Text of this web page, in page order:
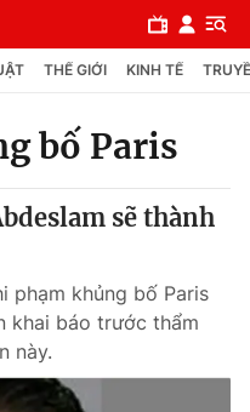
THẾ GIỚI KINH TẾ
bố Paris
sẽ thành
phạm khủng bố Paris
khai báo trước thẩm
này.